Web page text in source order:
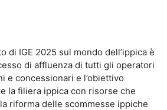
di IGE 2025 sul mondo dell’ippica è
di affluenza di tutti gli operatori
e concessionari e l’obiettivo
la filiera ippica con risorse che
riforma delle scommesse ippiche